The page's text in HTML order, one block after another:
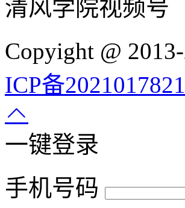
清风学院视频号
Copyight @
ICP备
一键登录
手机号码